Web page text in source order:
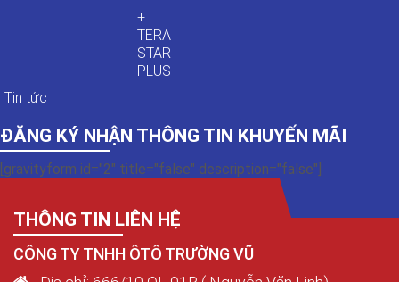
+
TERA
STAR
PLUS
Tin tức
ĐĂNG KÝ NHẬN THÔNG TIN KHUYẾN MÃI
[gravityform id="2" title="false" description="false"]
THÔNG TIN LIÊN HỆ
CÔNG TY TNHH ÔTÔ TRƯỜNG VŨ